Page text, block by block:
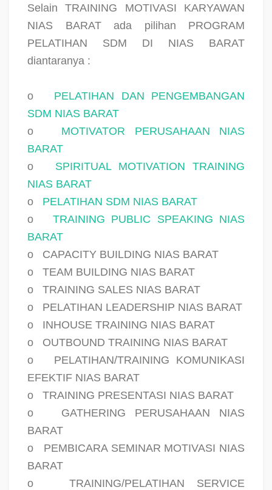
Selain TRAINING MOTIVASI KARYAWAN
NIAS BARAT ada pilihan PROGRAM
PELATIHAN SDM DI NIAS BARAT
diantaranya :
o
PELATIHAN DAN PENGEMBANGAN
SDM NIAS BARAT
o
MOTIVATOR PERUSAHAAN NIAS
BARAT
o
SPIRITUAL MOTIVATION TRAINING
NIAS BARAT
o
PELATIHAN SDM NIAS BARAT
o
TRAINING PUBLIC SPEAKING NIAS
BARAT
o
CAPACITY BUILDING NIAS BARAT
o
TEAM BUILDING NIAS BARAT
o
TRAINING SALES NIAS BARAT
o
PELATIHAN LEADERSHIP NIAS BARAT
o
INHOUSE TRAINING NIAS BARAT
o
OUTBOUND TRAINING NIAS BARAT
o
PELATIHAN/TRAINING KOMUNIKASI
EFEKTIF NIAS BARAT
o
TRAINING PRESENTASI NIAS BARAT
o
GATHERING PERUSAHAAN NIAS
BARAT
o
PEMBICARA SEMINAR MOTIVASI NIAS
BARAT
o
TRAINING/PELATIHAN SERVICE